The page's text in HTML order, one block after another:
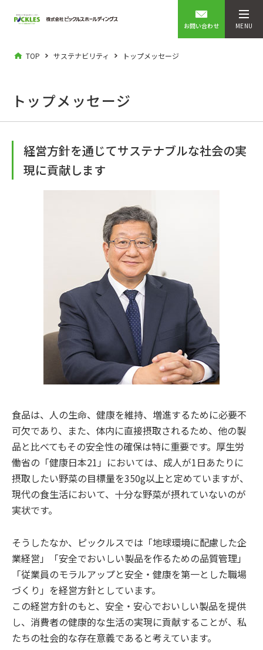
お問い合わせ MENU
TOP サステナビリティ トップメッセージ
トップメッセージ
経営方針を通じてサステナブルな社会の実
現に貢献します
食品は、人の生命、健康を維持、増進するために必要不
可欠であり、また、体内に直接摂取されるため、他の製
品と比べてもその安全性の確保は特に重要です。厚生労
働省の「健康日本21」においては、成人が1日あたりに
摂取したい野菜の目標量を350g以上と定めていますが、
現代の食生活において、十分な野菜が摂れていないのが
実状です。
そうしたなか、ピックルスでは「地球環境に配慮した企
業経営」「安全でおいしい製品を作るための品質管理」
「従業員のモラルアップと安全・健康を第一とした職場
づくり」を経営方針としています。
この経営方針のもと、安全・安心でおいしい製品を提供
し、消費者の健康的な生活の実現に貢献することが、私
たちの社会的な存在意義であると考えています。